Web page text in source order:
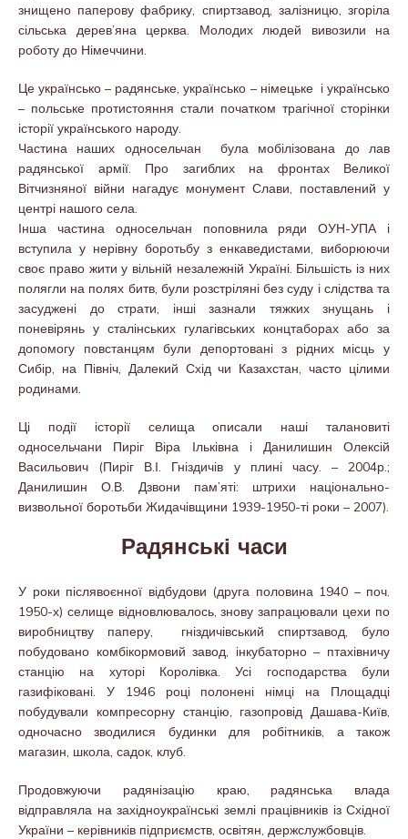
знищено паперову фабрику, спиртзавод, залізницю, згоріла
сільська дерев’яна церква. Молодих людей вивозили на
роботу до Німеччини.
Це українсько – радянське, українсько – німецьке і українсько
– польське протистояння стали початком трагічної сторінки
історії українського народу.
Частина наших односельчан була мобілізована до лав
радянської армії. Про загиблих на фронтах Великої
Вітчизняної війни нагадує монумент Слави, поставлений у
центрі нашого села.
Інша частина односельчан поповнила ряди ОУН-УПА і
вступила у нерівну боротьбу з енкаведистами, виборюючи
своє право жити у вільній незалежній Україні. Більшість із них
полягли на полях битв, були розстріляні без суду і слідства та
засуджені до страти, інші зазнали тяжких знущань і
поневірянь у сталінських гулагівських концтаборах або за
допомогу повстанцям були депортовані з рідних місць у
Сибір, на Північ, Далекий Схід чи Казахстан, часто цілими
родинами.
Ці події історії селища описали наші талановиті
односельчани Пиріг Віра Ільківна і Данилишин Олексій
Васильович (Пиріг В.І. Гніздичів у плині часу. – 2004р.;
Данилишин О.В. Дзвони пам’яті: штрихи національно-
визвольної боротьби Жидачівщини 1939-1950-ті роки – 2007).
Радянські часи
У роки післявоєнної відбудови (друга половина 1940 – поч.
1950-х) селище відновлювалось, знову запрацювали цехи по
виробництву паперу, гніздичівський спиртзавод, було
побудовано комбікормовий завод, інкубаторно – птахівничу
станцію на хуторі Королівка. Усі господарства були
газифіковані. У 1946 році полонені німці на Площадці
побудували компресорну станцію, газопровід Дашава-Київ,
одночасно зводилися будинки для робітників, а також
магазин, школа, садок, клуб.
Продовжуючи радянізацію краю, радянська влада
відправляла на західноукраїнські землі працівників із Східної
України – керівників підприємств, освітян, держслужбовців.